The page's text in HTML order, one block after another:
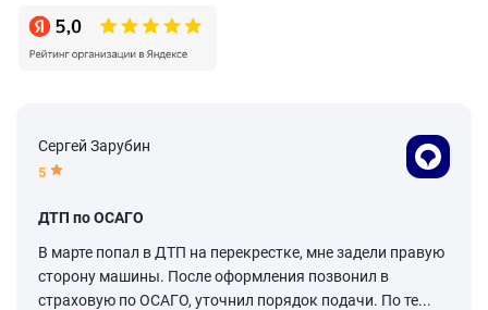
Сергей Зарубин
5
ДТП по ОСАГО
В марте попал в ДТП на перекрестке, мне задели правую
сторону машины. После оформления позвонил в
страховую по ОСАГО, уточнил порядок подачи. По те...